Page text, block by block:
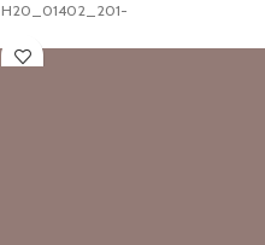
H20_01402_201-